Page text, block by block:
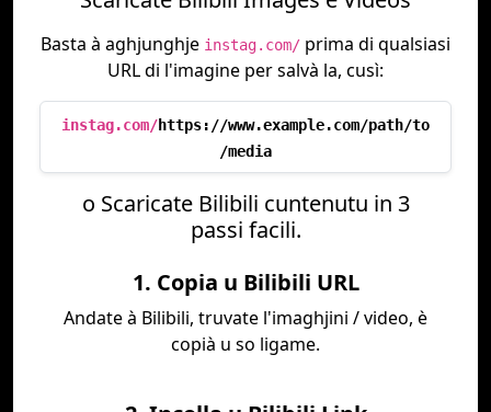
Basta à aghjunghje instag.com/ prima di qualsiasi
URL di l'imagine per salvà la, cusì:
instag.com/https://www.example.com/path/to
/media
o Scaricate Bilibili cuntenutu in 3
passi facili.
1. Copia u Bilibili URL
Andate à Bilibili, truvate l'imaghjini / video, è
copià u so ligame.